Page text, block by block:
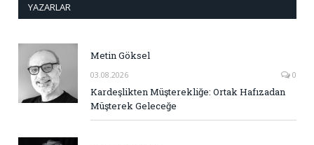
YAZARLAR
Metin Göksel
03.08.2026 0
Kardeşlikten Müşterekliğe: Ortak Hafızadan
Müşterek Geleceğe